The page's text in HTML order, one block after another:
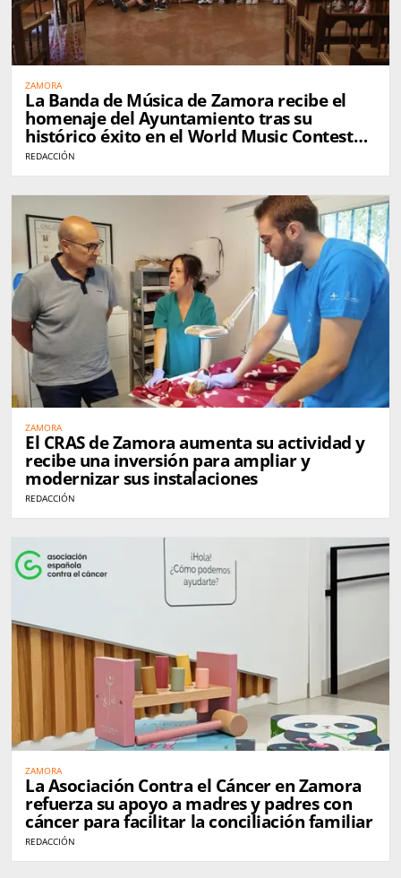
ZAMORA
La Banda de Música de Zamora recibe el
homenaje del Ayuntamiento tras su
histórico éxito en el World Music Contest
de Kerkrade
REDACCIÓN
ZAMORA
El CRAS de Zamora aumenta su actividad y
recibe una inversión para ampliar y
modernizar sus instalaciones
REDACCIÓN
ZAMORA
La Asociación Contra el Cáncer en Zamora
refuerza su apoyo a madres y padres con
cáncer para facilitar la conciliación familiar
REDACCIÓN